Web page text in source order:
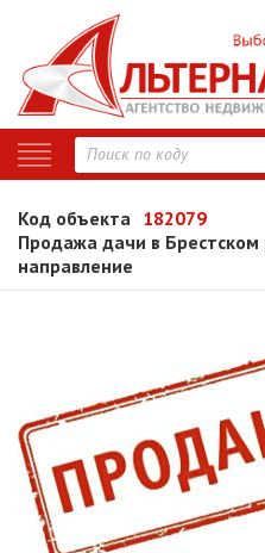
Код объекта 182079
Продажа дачи в Брестском
направление